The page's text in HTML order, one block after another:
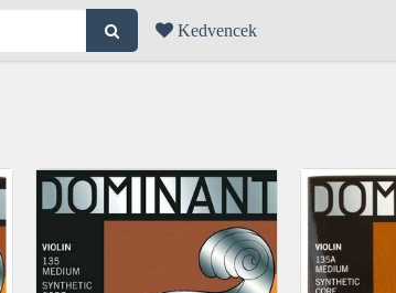
Kedvencek